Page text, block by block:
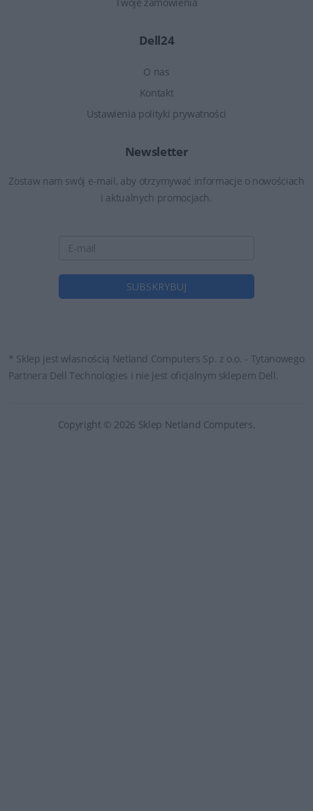
Dell24
O nas
Kontakt
Ustawienia polityki prywatności
Newsletter
Zostaw nam swój e-mail, aby otrzymywać informacje o nowościach
i aktualnych promocjach.
* Sklep jest własnością Netland Computers Sp. z o.o. - Tytanowego
Partnera Dell Technologies i nie jest oficjalnym sklepem Dell.
Copyright © 2026 Sklep Netland Computers.